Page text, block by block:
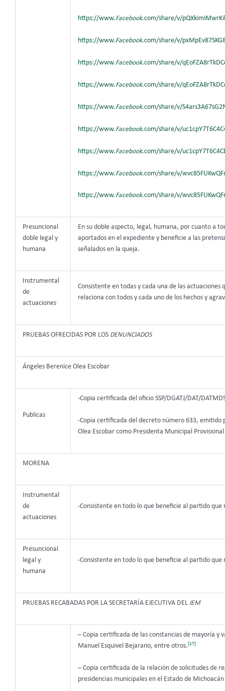
https://www.Facebook.com/share/v/
https://www.Facebook.com/share/v/
https://www.Facebook.com/share/v/
https://www.Facebook.com/share/v/
https://www.Facebook.com/share/v/
https://www.Facebook.com/share/v/
https://www.Facebook.com/share/v/
https://www.Facebook.com/share/v/
https://www.Facebook.com/share/v/
Presuncional
doble legal y
humana
En su doble aspecto, legal, humana, por cuanto a
aportados en el expediente y beneficie a las
señalados en la queja.
Instrumental
de
actuaciones
Consistente en todas y cada una de las
relaciona con todos y cada uno de los hechos y
PRUEBAS OFRECIDAS POR LOSDENUNCIADOS
Ángeles Berenice Olea Escobar
Publicas
-Copia certificada del oficio SSP/DGATJ/DAT/
-Copia certificada del decreto número 633, emitido
Olea Escobar como Presidenta Municipal
MORENA
Instrumental
de
actuaciones
-Consistente en todo lo que beneficie al partido
Presuncional
legal y
humana
-Consistente en todo lo que beneficie al partido
PRUEBAS RECABADAS POR LA SECRETARÍA EJECUTIVA DEL IEM
– Copia certificada de las constancias de mayoría y
Manuel Esquivel Bejarano, entre otros.[17]
– Copia certificada de la relación de solicitudes de
presidencias municipales en el Estado de